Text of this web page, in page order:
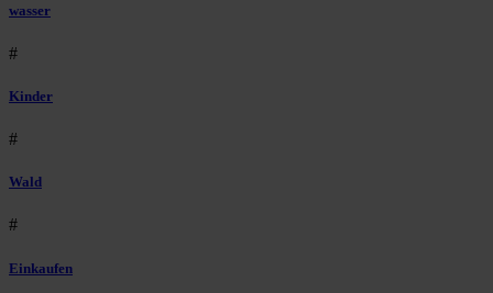
wasser
#
Kinder
#
Wald
#
Einkaufen